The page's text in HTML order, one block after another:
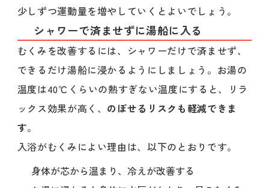
少しずつ運動量を増やしていくとよいでしょう。
シャワーで済ませずに湯船に入る
むくみを改善するには、シャワーだけで済ませず、
できるだけ湯船に浸かるようにしましょう。お湯の
温度は40℃くらいの熱すぎない温度にすると、リラ
ックス効果が高く、 のぼせるリスクも軽減できま
す。
入浴がむくみによい理由は、以下のとおりです。
身体が芯から温まり、冷えが改善する